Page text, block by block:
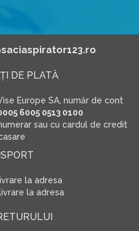
DE PLATĂ
Europe SA, număr de cont
6005 0513 0100
sau cu cardul de credit
la adresa
livrare la adresa